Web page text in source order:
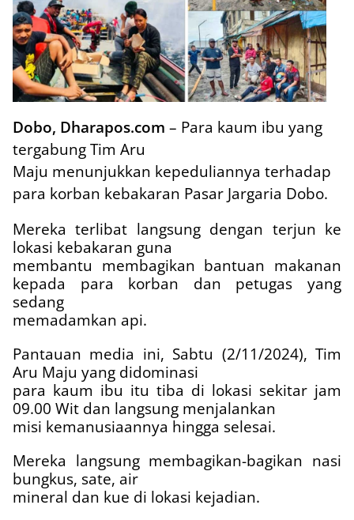
Dobo, Dharapos.com – Para kaum ibu yang
tergabung Tim Aru
Maju menunjukkan kepeduliannya terhadap
para korban kebakaran Pasar Jargaria Dobo.
Mereka terlibat langsung dengan terjun ke
lokasi kebakaran guna
membantu membagikan bantuan makanan
kepada para korban dan petugas yang
sedang
memadamkan api.
Pantauan media ini, Sabtu (2/11/2024), Tim
Aru Maju yang didominasi
para kaum ibu itu tiba di lokasi sekitar jam
09.00 Wit dan langsung menjalankan
misi kemanusiaannya hingga selesai.
Mereka langsung membagikan-bagikan nasi
bungkus, sate, air
mineral dan kue di lokasi kejadian.